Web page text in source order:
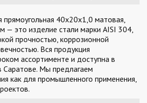
40х20х1,0 матовая,
— это изделие стали марки AISI 304,
прочностью, коррозионной
Вся продукция
ассортименте и доступна в
Саратове. Мы предлагаем
как для промышленного применения,